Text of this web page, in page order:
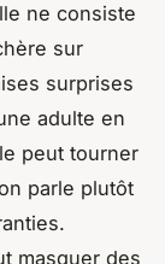
ne consiste
sur
surprises
adulte en
peut tourner
parle plutôt
masquer des